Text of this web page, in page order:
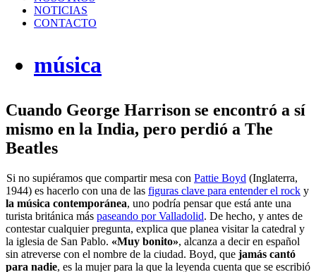
NOTICIAS
CONTACTO
música
Cuando George Harrison se encontró a sí
mismo en la India, pero perdió a The
Beatles
Si no supiéramos que compartir mesa con Pattie Boyd (Inglaterra,
1944) es hacerlo con una de las figuras clave para entender el rock y
la música contemporánea, uno podría pensar que está ante una
turista británica más paseando por Valladolid. De hecho, y antes de
contestar cualquier pregunta, explica que planea visitar la catedral y
la iglesia de San Pablo. «Muy bonito», alcanza a decir en español
sin atreverse con el nombre de la ciudad. Boyd, que jamás cantó
para nadie, es la mujer para la que la leyenda cuenta que se escribió